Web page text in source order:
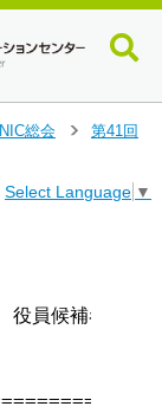
総会
第41回
Select Language ▼
候補者名簿